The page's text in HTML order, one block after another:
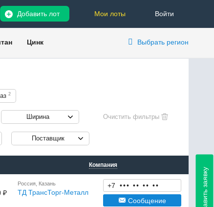
Войти
Мои лоты
Добавить лот
Цинк Выбрать регион
2
Ширина
Поставщик
Компания
₽
Россия, Казань
ТД ТрансТорг-Металл
+7 ••• •• •• ••
Сообщение
Отправить заявку